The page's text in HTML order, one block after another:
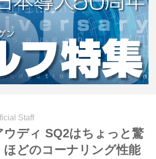
Staff
ウディ SQ2はちょっと驚
ほどのコーナリング性能